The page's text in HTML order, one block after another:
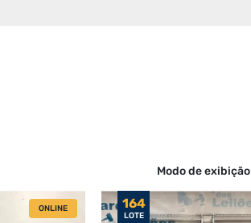
Modo de exibição
ONLINE 164
LOTE